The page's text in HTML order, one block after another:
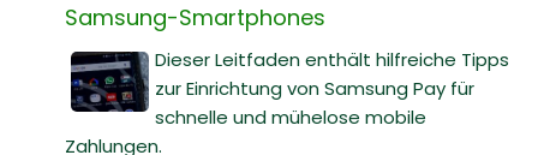
Samsung-Smartphones
Dieser Leitfaden enthält hilfreiche Tipps
zur Einrichtung von Samsung Pay für
schnelle und mühelose mobile
Zahlungen.